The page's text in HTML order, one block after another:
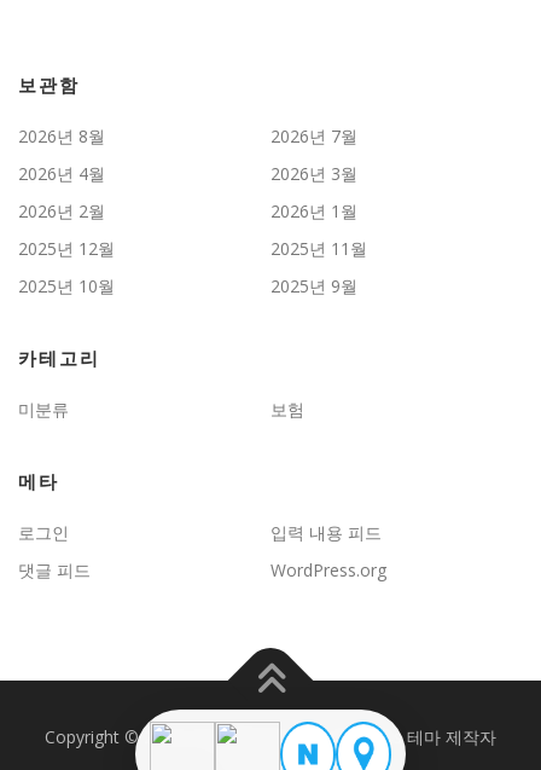
보관함
2026년 8월
2026년 7월
2026년 4월
2026년 3월
2026년 2월
2026년 1월
2025년 12월
2025년 11월
2025년 10월
2025년 9월
카테고리
미분류 보험
메타
로그인
입력 내용 피드
댓글 피드
WordPress.org
Copyright © 2026 JD보험문제연구 –OnePress테마 제작자
FameThemes